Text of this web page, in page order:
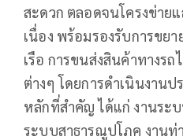
สะดวก ตลอดจนโครงข่าย
เนื่อง พร้อมรองรับการขย
เรือ การขนส่งสินค้าทางร
ต่างๆ โดยการดำเนินงาน
หลักที่สำคัญ ได้แก่ งานระ
ระบบสาธารณูปโภค งานท่